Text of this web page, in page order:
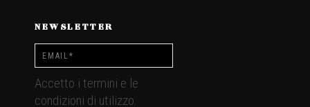
NEWSLETTER
Accetto i termini e le
condizioni di utilizzo.